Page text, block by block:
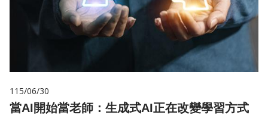
115/06/30
當AI開始當老師：生成式AI正在改變學習方式